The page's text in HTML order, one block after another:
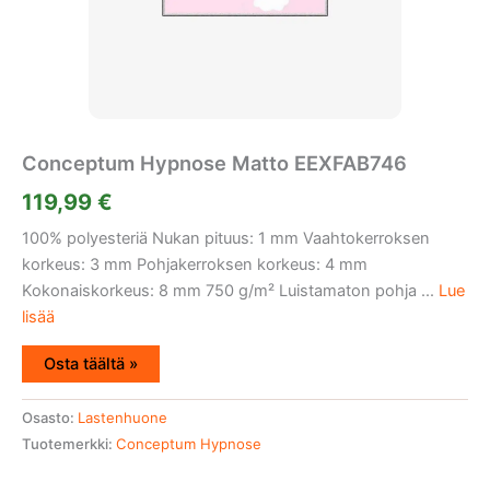
Conceptum Hypnose Matto EEXFAB746
119,99 €
100% polyesteriä Nukan pituus: 1 mm Vaahtokerroksen
korkeus: 3 mm Pohjakerroksen korkeus: 4 mm
Kokonaiskorkeus: 8 mm 750 g/m² Luistamaton pohja ... Lue
lisää
Osta täältä »
Osasto: Lastenhuone
Tuotemerkki: Conceptum Hypnose